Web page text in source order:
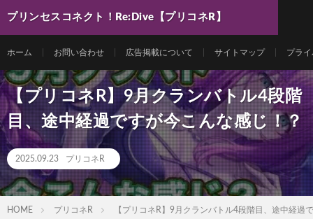
プリンセスコネクト！Re:Dive【プリコネR】
ホーム お問い合わせ 広告掲載について サイトマップ プラ
【プリコネR】9月クランバトル4段階
目、途中経過ですが今こんな感じ！？
2025.09.23 プリコネR
HOME プリコネR 【プリコネR】9月クランバトル4段階目、途中経過